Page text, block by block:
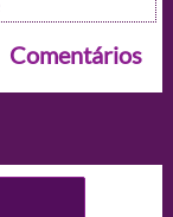
Comentários